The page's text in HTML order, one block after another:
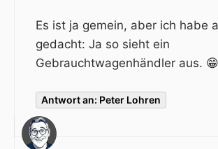
Es ist ja gemein, aber ich habe
gedacht: Ja so sieht ein
Gebrauchtwagenhändler aus. 😁
Antwort an: Peter Lohren